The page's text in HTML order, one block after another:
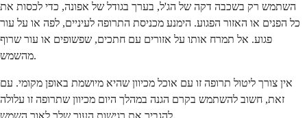
השתמש רק בשכבה דקה של הג'ל, בערך בגודל של אפונה, כדי לכסות את
כל הפנים או האזור הפגוע. הימנע מכניסת התרופה לעיניים, לפה או על עור
פגוע. אל תמרח אותו על אזורים עם חתכים, שפשופים או עור שרוף
מהשמש.
אין צורך ליטול תרופה זו עם אוכל מכיוון שהיא מיושמת באופן מקומי. עם
זאת, חשוב להשתמש בקרם הגנה במהלך היום מכיוון שתרופה זו עלולה